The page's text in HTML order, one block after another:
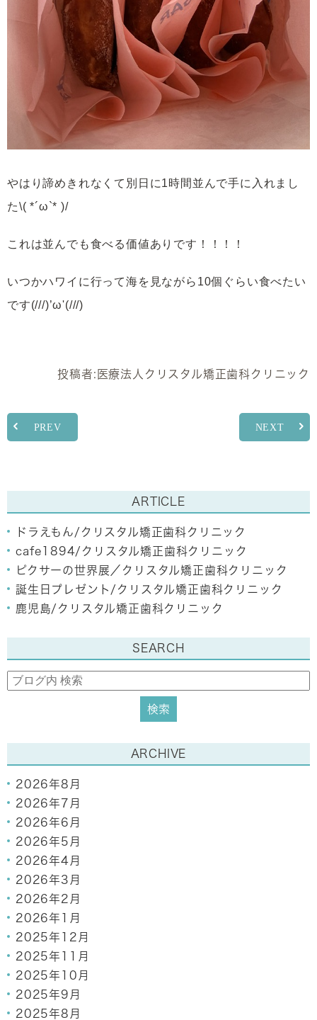
やはり諦めきれなくて別日に1時間並んで手に入れまし
た\( *´ω`* )/
これは並んでも食べる価値ありです！！！！
いつかハワイに行って海を見ながら10個ぐらい食べたい
です(///)’ω'(///)
投稿者: 医療法人クリスタル矯正歯科クリニック
PREV NEXT
ARTICLE
ドラえもん/クリスタル矯正歯科クリニック
cafe1894/クリスタル矯正歯科クリニック
ピクサーの世界展／クリスタル矯正歯科クリニック
誕生日プレゼント/クリスタル矯正歯科クリニック
鹿児島/クリスタル矯正歯科クリニック
SEARCH
ARCHIVE
2026年8月
2026年7月
2026年6月
2026年5月
2026年4月
2026年3月
2026年2月
2026年1月
2025年12月
2025年11月
2025年10月
2025年9月
2025年8月